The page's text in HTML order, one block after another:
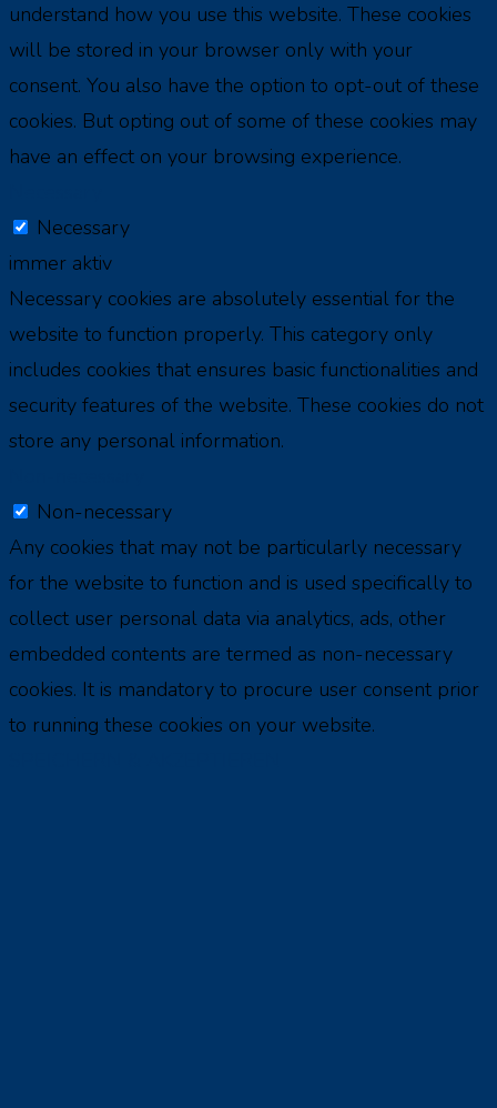
understand how you use this website. These cookies
will be stored in your browser only with your
consent. You also have the option to opt-out of these
cookies. But opting out of some of these cookies may
have an effect on your browsing experience.
Necessary
immer aktiv
Necessary cookies are absolutely essential for the
website to function properly. This category only
includes cookies that ensures basic functionalities and
security features of the website. These cookies do not
store any personal information.
Non-necessary
Any cookies that may not be particularly necessary
for the website to function and is used specifically to
collect user personal data via analytics, ads, other
embedded contents are termed as non-necessary
cookies. It is mandatory to procure user consent prior
to running these cookies on your website.